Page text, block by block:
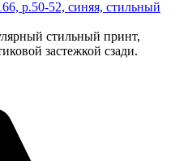
р.50-52, синяя, стильный
стильный принт,
застежкой сзади.